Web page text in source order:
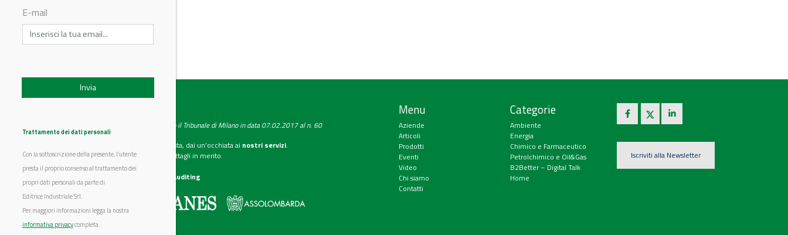
© Riproduzione riservata
Testata giornalistica registrata presso il Tribunale di Milano in data 07.02.2017 al n. 60
Se vuoi diventare nostro inserzionista, dai un’occhiata ai nostri servizi.
Scarica il mediakitper maggiori dettagli in merito.
CSST WebAuditing
Editrice Industriale è associata a:
Menu
Aziende
Articoli
Prodotti
Eventi
Video
Chi siamo
Contatti
Categorie
Ambiente
Energia
Chimico e Farmaceutico
Petrolchimico e Oil&Gas
B2Better – Digital Talk
Home
Iscriviti alla Newsletter
E-mail
Trattamento dei dati personali
Con la sottoscrizione della presente, l’utente
presta il proprio consenso al trattamento dei
propri dati personali da parte di
Editrice Industriale Srl.
Per maggiori informazioni legga la nostra
informativa privacycompleta.